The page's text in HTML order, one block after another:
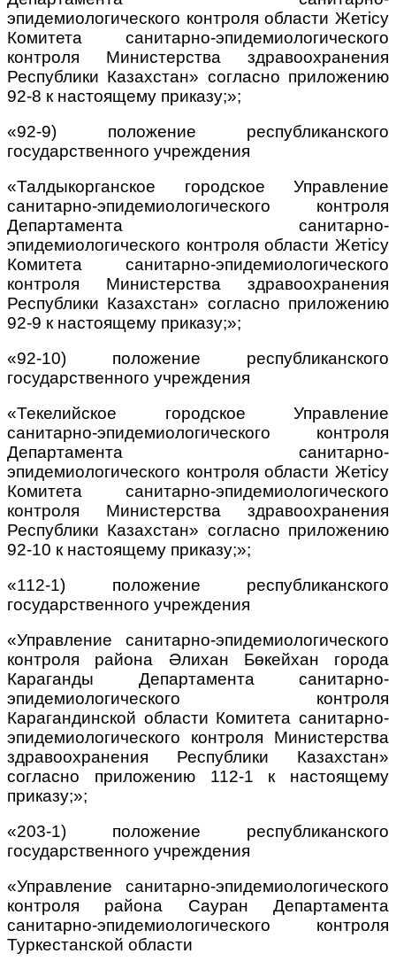
эпидемиологического контроля области Жетісу
Комитета санитарно-эпидемиологического
контроля Министерства здравоохранения
Республики Казахстан» согласно приложению
92-8 к настоящему приказу;»;
«92-9) положение республиканского
государственного учреждения
«Талдыкорганское городское Управление
санитарно-эпидемиологического контроля
Департамента санитарно-
эпидемиологического контроля области Жетісу
Комитета санитарно-эпидемиологического
контроля Министерства здравоохранения
Республики Казахстан» согласно приложению
92-9 к настоящему приказу;»;
«92-10) положение республиканского
государственного учреждения
«Текелийское городское Управление
санитарно-эпидемиологического контроля
Департамента санитарно-
эпидемиологического контроля области Жетісу
Комитета санитарно-эпидемиологического
контроля Министерства здравоохранения
Республики Казахстан» согласно приложению
92-10 к настоящему приказу;»;
«112-1) положение республиканского
государственного учреждения
«Управление санитарно-эпидемиологического
контроля района Әлихан Бөкейхан города
Караганды Департамента санитарно-
эпидемиологического контроля
Карагандинской области Комитета санитарно-
эпидемиологического контроля Министерства
здравоохранения Республики Казахстан»
согласно приложению 112-1 к настоящему
приказу;»;
«203-1) положение республиканского
государственного учреждения
«Управление санитарно-эпидемиологического
контроля района Сауран Департамента
санитарно-эпидемиологического контроля
Туркестанской области